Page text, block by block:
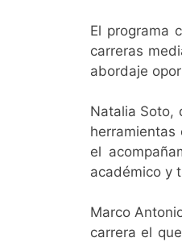
El programa
carreras
abordaje
Natalia Soto,
el
académico y
Marco
carrera el